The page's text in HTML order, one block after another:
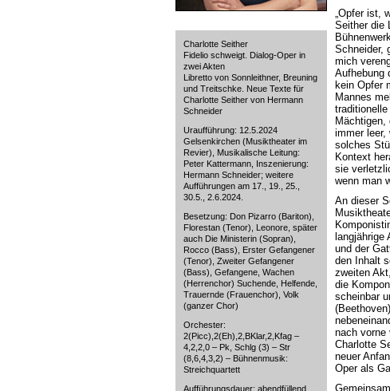
Charlotte Seither
Fidelio schweigt. Dialog-Oper in
zwei Akten
Libretto von Sonnleithner, Breuning
und Treitschke. Neue Texte für
Charlotte Seither von Hermann
Schneider
Uraufführung: 12.5.2024
Gelsenkirchen (Musiktheater im
Revier), Musikalische Leitung:
Peter Kattermann, Inszenierung:
Hermann Schneider; weitere
Aufführungen am 17., 19., 25.,
30.5., 2.6.2024.
Besetzung: Don Pizarro (Bariton),
Florestan (Tenor), Leonore, später
auch Die Ministerin (Sopran),
Rocco (Bass), Erster Gefangener
(Tenor), Zweiter Gefangener
(Bass), Gefangene, Wachen
(Herrenchor) Suchende, Helfende,
Trauernde (Frauenchor), Volk
(ganzer Chor)
Orchester:
2(Picc),2(Eh),2,BKlar,2,Kfag –
4,2,2,0 – Pk, Schlg (3) – Str
(8,6,4,3,2) – Bühnenmusik:
Streichquartett
Aufführungsdauer: abendfüllend
„Opfer ist,
Seither die
Schneider,
mich
Aufhebung
kein Opfer
Mannes
immer leer,
solches
Kontext
sie
wenn man
An dieser
und der
den Inhalt
zweiten
die
scheinbar
nach vorne
Charlotte
neuer
Oper als